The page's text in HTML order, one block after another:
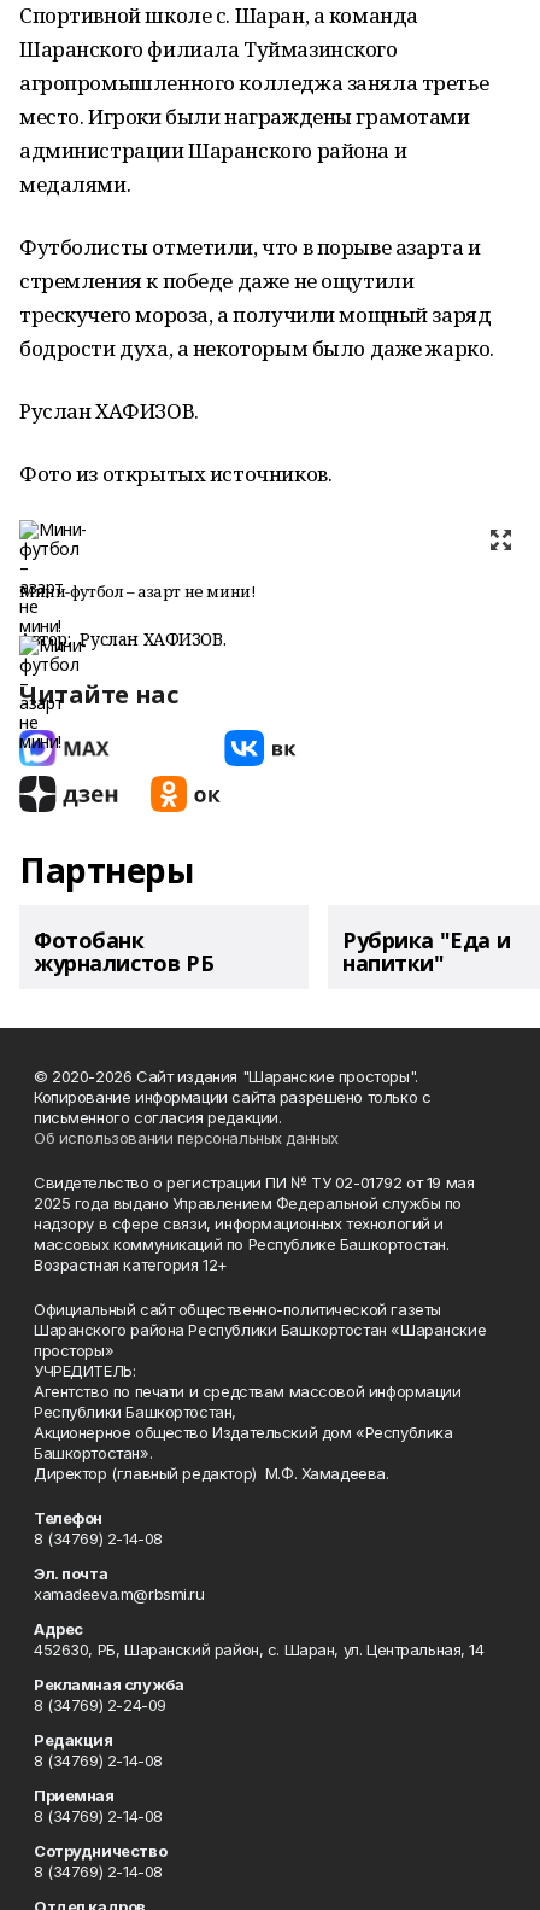
Спортивной школе с. Шаран, а команда
Шаранского филиала Туймазинского
агропромышленного колледжа заняла третье
место. Игроки были награждены грамотами
администрации Шаранского района и
медалями.
Футболисты отметили, что в порыве азарта и
стремления к победе даже не ощутили
трескучего мороза, а получили мощный заряд
бодрости духа, а некоторым было даже жарко.
Руслан ХАФИЗОВ.
Фото из открытых источников.
Мини-футбол – азарт не мини!
Автор: Руслан ХАФИЗОВ.
Читайте нас
Партнеры
Фотобанк
журналистов РБ
Рубрика "Еда и
напитки"
© 2020-2026 Сайт издания "Шаранские просторы".
Копирование информации сайта разрешено только с
письменного согласия редакции.
Об использовании персональных данных
Свидетельство о регистрации ПИ № ТУ 02-01792 от 19 мая
2025 года выдано Управлением Федеральной службы по
надзору в сфере связи, информационных технологий и
массовых коммуникаций по Республике Башкортостан.
Возрастная категория 12+
Официальный сайт общественно-политической газеты
Шаранского района Республики Башкортостан «Шаранские
просторы»
УЧРЕДИТЕЛЬ:
Агентство по печати и средствам массовой информации
Республики Башкортостан,
Акционерное общество Издательский дом «Республика
Башкортостан».
Директор (главный редактор) М.Ф. Хамадеева.
Телефон
8 (34769) 2-14-08
Эл. почта
xamadeeva.m@rbsmi.ru
Адрес
452630, РБ, Шаранский район, с. Шаран, ул. Центральная, 14
Рекламная служба
8 (34769) 2-24-09
Редакция
8 (34769) 2-14-08
Приемная
8 (34769) 2-14-08
Сотрудничество
8 (34769) 2-14-08